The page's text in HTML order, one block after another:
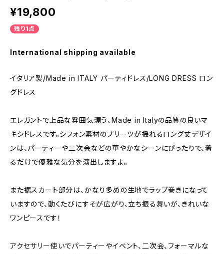
¥19,800
残り1点
International shipping available
イタリア製/Made in ITALY パーティドレス/LONG DRESS ロン
グドレス
エレガントで上品な雰囲気漂う、Made in Italyの品質の良いマ
キシドレスです。シフォン素材のプリーツが揺れるロング丈デザイ
ンは、パーティーや二次会などの華やかなシーンにぴったりで、着
るだけで優雅な気分を演出しますよ。
また裾スカート部分は、かなり多めの生地でラップ巻きになって
いますので、動くたびにすそが広がり、立ち振る舞いが、きれいな
ワンピースです！
アクセサリー使いでパーティーやイベント、二次会、フォーマルな